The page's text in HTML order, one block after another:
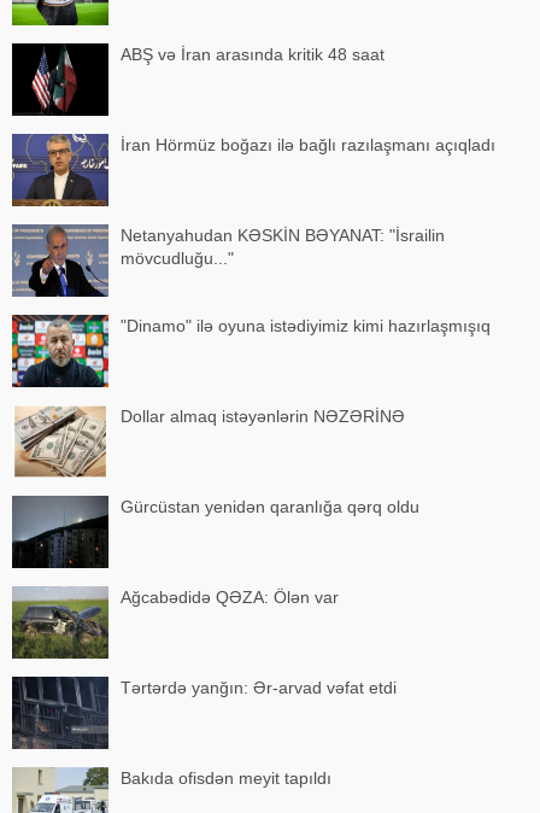
ABŞ və İran arasında kritik 48 saat
İran Hörmüz boğazı ilə bağlı razılaşmanı açıqladı
Netanyahudan KƏSKİN BƏYANAT: "İsrailin
mövcudluğu..."
"Dinamo" ilə oyuna istədiyimiz kimi hazırlaşmışıq
Dollar almaq istəyənlərin NƏZƏRİNƏ
Gürcüstan yenidən qaranlığa qərq oldu
Ağcabədidə QƏZA: Ölən var
Tərtərdə yanğın: Ər-arvad vəfat etdi
Bakıda ofisdən meyit tapıldı